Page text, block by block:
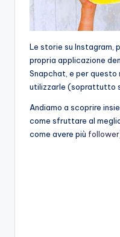
Le storie su Instagram,
propria applicazione
Snapchat, e per
utilizzarle (soprattutto
Andiamo a scoprire
come sfruttare al
come avere più follower